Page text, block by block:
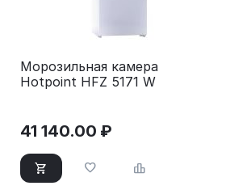
Морозильная камера
Hotpoint HFZ 5171 W
41 140.00 ₽